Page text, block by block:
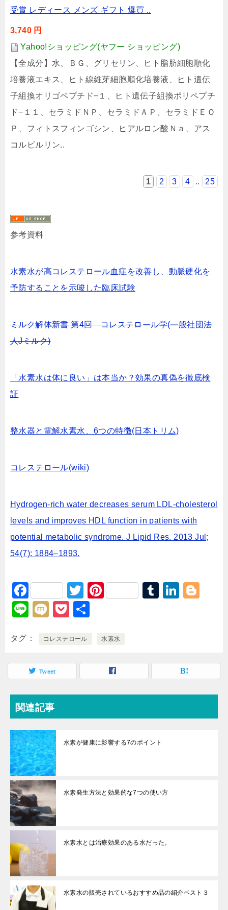
3,740 円
Yahoo!ショッピング(ヤフー ショッピング)
【全成分】水、ＢＧ、グリセリン、ヒト脂肪細胞順化
培養液エキス、ヒト線維芽細胞順化培養液、ヒト遺伝
子組換オリゴペプチド−１、ヒト遺伝子組換ポリペプチ
ド−１１、セラミドＮＰ、セラミドＡＰ、セラミドＥＯ
Ｐ、フィトスフィンゴシン、ヒアルロン酸Ｎａ、アス
コルビルリン..
1 2 3 4 .. 25
参考資料
水素水が高コレステロール血症を改善し、動脈硬化を
予防することを示唆した臨床試験
ミルク解体新書 第4回 コレステロール学(一般社団法
人Jミルク)
「水素水は体に良い」は本当か？効果の真偽を徹底検
証
整水器と電解水素水、6つの特徴(日本トリム)
コレステロール(wiki)
Hydrogen-rich water decreases serum LDL-cholesterol
levels and improves HDL function in patients with
potential metabolic syndrome. J Lipid Res. 2013 Jul;
54(7): 1884–1893.
F
a
c
e
o
k
T
wi
tt
er
Pi
e
T
Li
n
Li
e
M
P
c
k
et
タグ コレステロール 水素水
Tweet
関連記事
水素が健康に影響する7のポイント
水素発生方法と効果的な7つの使い方
水素水とは治療効果のある水だった。
水素水の販売されているおすすめ品の紹介ベスト３